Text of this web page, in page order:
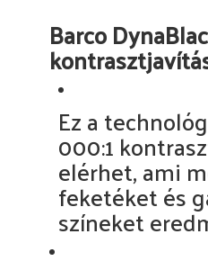
Barco
Ez a
000:1
elérhet, ami
feketéket és
színeket